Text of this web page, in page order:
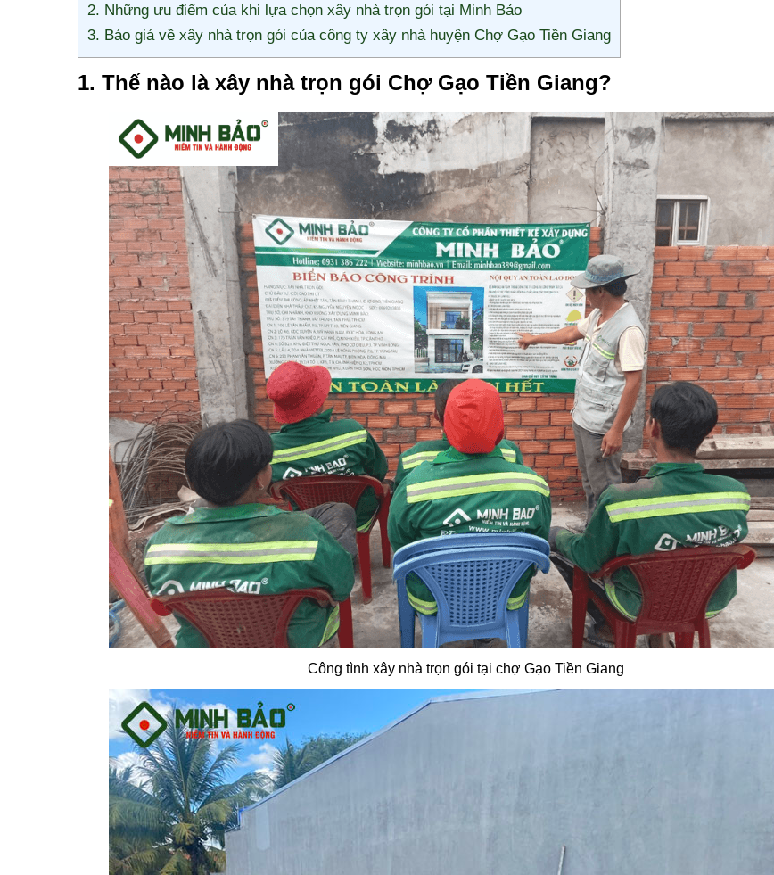
2. Những ưu điểm của khi lựa chọn xây nhà trọn gói tại Minh Bảo
3. Báo giá về xây nhà trọn gói của công ty xây nhà huyện Chợ Gạo Tiền Giang
1. Thế nào là xây nhà trọn gói Chợ Gạo Tiền Giang?
Công tình xây nhà trọn gói tại chợ Gạo Tiền Giang